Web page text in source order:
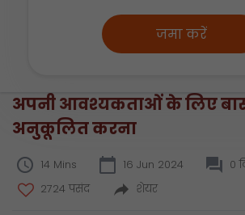
जमा करें
अपनी आवश्यकताओं के लिए
अनुकूलित करना
14 Mins 16 Jun 2024
0
2724 पसंद
शेयर